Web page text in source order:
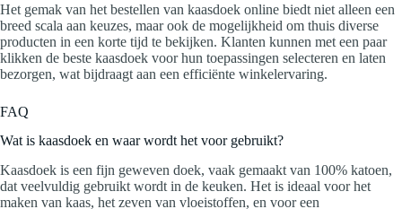
Het gemak van het bestellen van kaasdoek online biedt niet alleen een
breed scala aan keuzes, maar ook de mogelijkheid om thuis diverse
producten in een korte tijd te bekijken. Klanten kunnen met een paar
klikken de beste kaasdoek voor hun toepassingen selecteren en laten
bezorgen, wat bijdraagt aan een efficiënte winkelervaring.
FAQ
Wat is kaasdoek en waar wordt het voor gebruikt?
Kaasdoek is een fijn geweven doek, vaak gemaakt van 100% katoen,
dat veelvuldig gebruikt wordt in de keuken. Het is ideaal voor het
maken van kaas, het zeven van vloeistoffen, en voor een